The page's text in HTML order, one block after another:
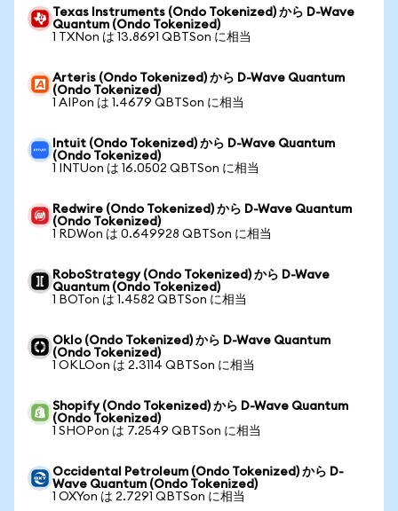
Texas Instruments (Ondo Tokenized) から D-Wave
Quantum (Ondo Tokenized)
1 TXNon は 13.8691 QBTSon に相当
Arteris (Ondo Tokenized) から D-Wave Quantum
(Ondo Tokenized)
1 AIPon は 1.4679 QBTSon に相当
Intuit (Ondo Tokenized) から D-Wave Quantum
(Ondo Tokenized)
1 INTUon は 16.0502 QBTSon に相当
Redwire (Ondo Tokenized) から D-Wave Quantum
(Ondo Tokenized)
1 RDWon は 0.649928 QBTSon に相当
RoboStrategy (Ondo Tokenized) から D-Wave
Quantum (Ondo Tokenized)
1 BOTon は 1.4582 QBTSon に相当
Oklo (Ondo Tokenized) から D-Wave Quantum
(Ondo Tokenized)
1 OKLOon は 2.3114 QBTSon に相当
Shopify (Ondo Tokenized) から D-Wave Quantum
(Ondo Tokenized)
1 SHOPon は 7.2549 QBTSon に相当
Occidental Petroleum (Ondo Tokenized) から D-
Wave Quantum (Ondo Tokenized)
1 OXYon は 2.7291 QBTSon に相当